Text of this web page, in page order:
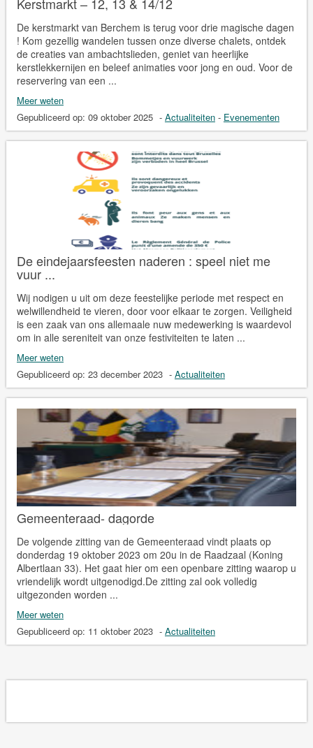
De kerstmarkt van Berchem is terug voor drie magische dagen
! Kom gezellig wandelen tussen onze diverse chalets, ontdek
de creaties van ambachtslieden, geniet van heerlijke
kerstlekkernijen en beleef animaties voor jong en oud. Voor de
reservering van een ...
Meer weten
Gepubliceerd op: 09 oktober 2025 - Actualiteiten- Evenementen
De eindejaarsfeesten naderen : speel niet me
vuur ...
Wij nodigen u uit om deze feestelijke periode met respect en
welwillendheid te vieren, door voor elkaar te zorgen. Veiligheid
is een zaak van ons allemaale nuw medewerking is waardevol
om in alle sereniteit van onze festiviteiten te laten ...
Meer weten
Gepubliceerd op: 23 december 2023 - Actualiteiten
Gemeenteraad- dagorde
De volgende zitting van de Gemeenteraad vindt plaats op
donderdag 19 oktober 2023 om 20u in de Raadzaal (Koning
Albertlaan 33). Het gaat hier om een openbare zitting waarop u
vriendelijk wordt uitgenodigd.De zitting zal ook volledig
uitgezonden worden ...
Meer weten
Gepubliceerd op: 11 oktober 2023 - Actualiteiten